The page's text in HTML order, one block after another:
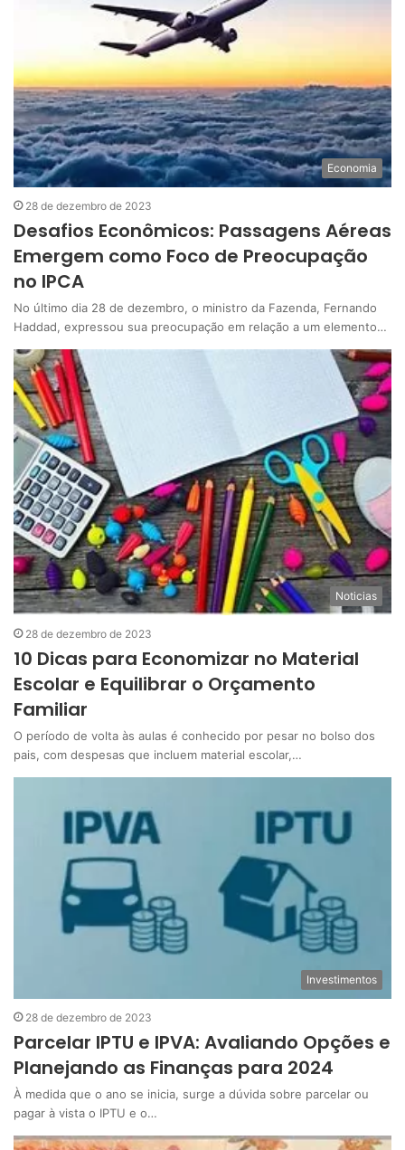
Economia
28 de dezembro de 2023
Desafios Econômicos: Passagens Aéreas
Emergem como Foco de Preocupação
no IPCA
No último dia 28 de dezembro, o ministro da Fazenda, Fernando
Haddad, expressou sua preocupação em relação a um elemento…
Noticias
28 de dezembro de 2023
10 Dicas para Economizar no Material
Escolar e Equilibrar o Orçamento
Familiar
O período de volta às aulas é conhecido por pesar no bolso dos
pais, com despesas que incluem material escolar,…
Investimentos
28 de dezembro de 2023
Parcelar IPTU e IPVA: Avaliando Opções e
Planejando as Finanças para 2024
À medida que o ano se inicia, surge a dúvida sobre parcelar ou
pagar à vista o IPTU e o…